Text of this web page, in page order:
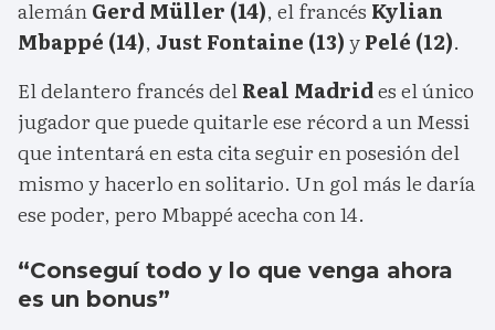
alemánGerd Müller (14), el francés Kylian
Mbappé (14), Just Fontaine (13)yPelé (12).
El delantero francés delReal Madrides el único
jugador que puede quitarle ese récord a un Messi
que intentará en esta cita seguir en posesión del
mismo y hacerlo en solitario. Un gol más le daría
ese poder, pero Mbappé acecha con 14.
“Conseguí todo y lo que venga ahora
es un bonus”